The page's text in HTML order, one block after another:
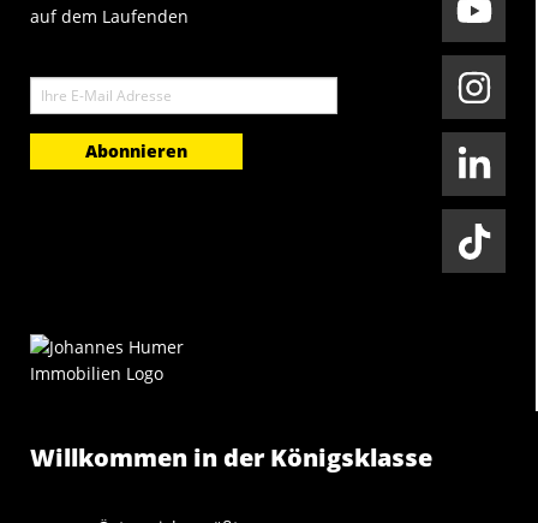
auf dem Laufenden
Willkommen in der Königsklasse